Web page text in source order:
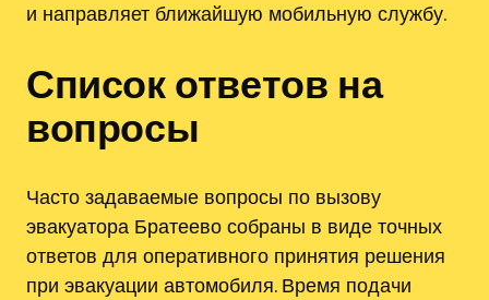
и направляет ближайшую мобильную службу.
Список ответов на
вопросы
Часто задаваемые вопросы по вызову
эвакуатора Братеево собраны в виде точных
ответов для оперативного принятия решения
при эвакуации автомобиля. Время подачи